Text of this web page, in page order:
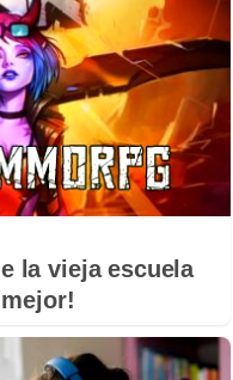
la vieja escuela